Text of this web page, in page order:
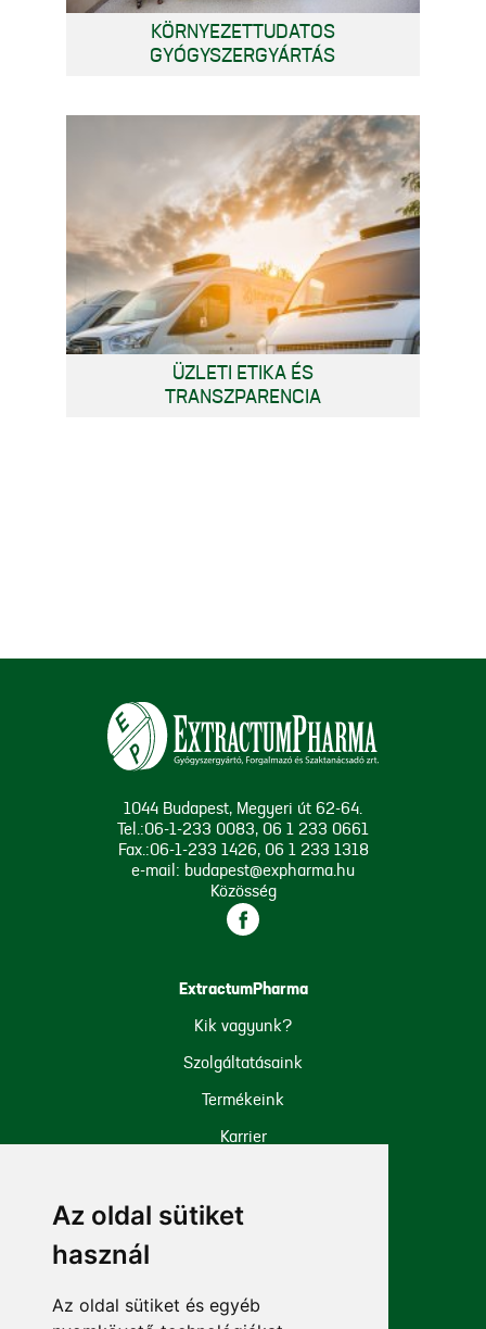
Az oldal sütiket
használ
Az oldal sütiket és egyéb
KÖRNYEZETTUDATOS
GYÓGYSZERGYÁRTÁS
ÜZLETI ETIKA ÉS
TRANSZPARENCIA
1044 Budapest, Megyeri út 62-64.
Tel.:06-1-233 0083, 06 1 233 0661
Fax.:06-1-233 1426, 06 1 233 1318
e-mail: budapest@expharma.hu
Közösség
ExtractumPharma
Kik vagyunk?
Szolgáltatásaink
Termékeink
Karrier
Iparági engedélyek